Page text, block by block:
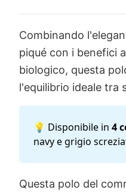
Combinando
piqué con i benefici
biologico, questa
l'equilibrio ideale tra
💡 Disponibile in 4
navy e grigio
Questa polo del